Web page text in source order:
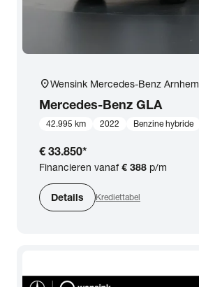
location_onWensink Mercedes-Benz Arnhem
Mercedes-Benz GLA
42.995 km 2022 Benzine hybride
€ 33.850*
Financieren vanaf€ 388 p/m
Details Krediettabel